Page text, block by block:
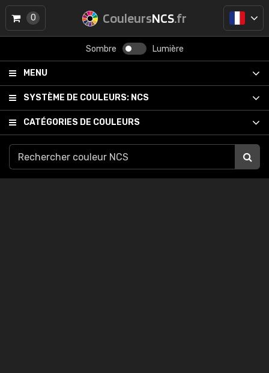
CouleursNCS.fr
Sombre Lumière
MENU
SYSTÈME DE COULEURS: NCS
CATÉGORIES DE COULEURS
0